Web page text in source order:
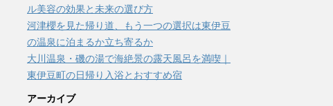
ル美容の効果と未来の選び方
河津櫻を見た帰り道、もう一つの選択は東伊豆
の温泉に泊まるか立ち寄るか
大川温泉・磯の湯で海絶景の露天風呂を満喫｜
東伊豆町の日帰り入浴とおすすめ宿
アーカイブ